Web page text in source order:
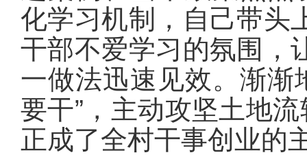
化学习机制，自己带头
干部不爱学习的氛围，
一做法迅速见效。渐渐
要干”，主动攻坚土地
正成了全村干事创业的